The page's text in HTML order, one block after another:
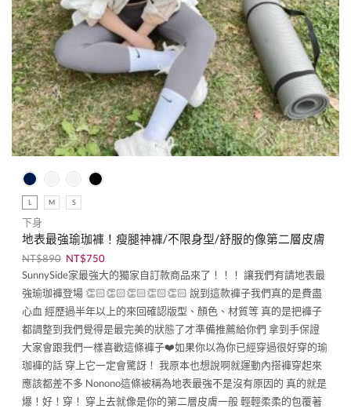
L M S
下身
地表最強瑜珈褲！瘦腿神褲/不限身型/舒服的像第二層皮膚
NT$890 NT$750
SunnySide家最強大的獨家自訂款商品來了！！！ 讓我們有請地表最
強瑜珈褲登場 👏🏻👏🏻👏🏻👏🏻👏🏻 說到這款褲子我們真的是費盡
心血 經歷過半年以上的來回確認版型、顏色、材質等 真的是把褲子
都調整到我們覺得是最完美的狀態了才準備推薦給你們 拿到手保證
大家會跟我們一樣喜歡這條褲子❤️如果你以為你已經穿過很好穿的瑜
珈褲的話 穿上它一定會驚訝！ 我原本也想說啊就運動內搭褲穿起來
應該都差不多 Nonono這條被稱為地表最強不是沒有原因的 真的就是
爆！好！穿！ 穿上去就像是你的第二層皮膚一般 輕輕柔柔的包覆著